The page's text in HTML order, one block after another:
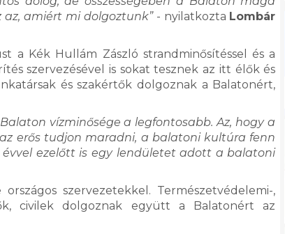
amiért mi dolgoztunk”- nyilatkozta Lombár
a Kék Hullám Zászló strandminősítéssel és a
szervezésével is sokat tesznek az itt élők és
és szakértők dolgoznak a Balatonért,
vízminősége a legfontosabb. Az, hogy a
erős tudjon maradni, a balatoni kultúra fenn
ezelőtt is egy lendületet adott a balatoni
szervezetekkel. Természetvédelemi-,
civilek dolgoznak együtt a Balatonért az